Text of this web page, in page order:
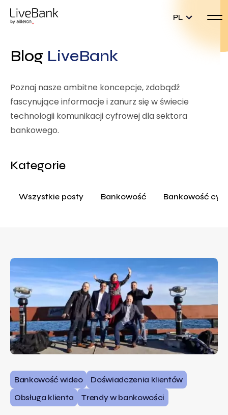
PL
Blog LiveBank
Poznaj nasze ambitne koncepcje, zdobądź
fascynujące informacje i zanurz się w świecie
technologii komunikacji cyfrowej dla sektora
bankowego.
Kategorie
Wszystkie posty Bankowość Bankowość
Bankowość wideo
Doświadczenia klientów
Obsługa klienta
Trendy w bankowości